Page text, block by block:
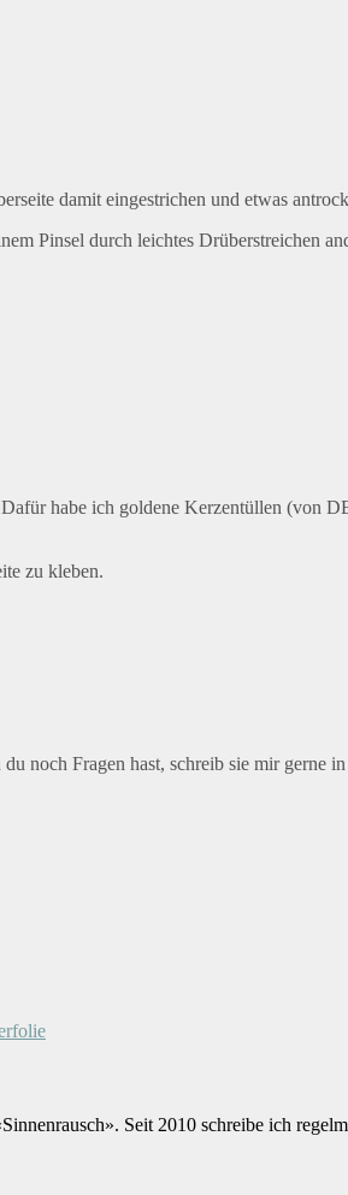
damit eingestrichen und etwas
Pinsel durch leichtes Drüberstreichen
habe ich goldene Kerzentüllen (von
zu kleben.
noch Fragen hast, schreib sie mir gerne
Seit 2010 schreibe ich